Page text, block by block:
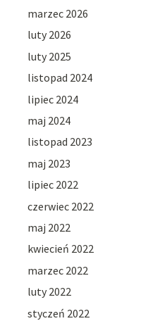
marzec 2026
luty 2026
luty 2025
listopad 2024
lipiec 2024
maj 2024
listopad 2023
maj 2023
lipiec 2022
czerwiec 2022
maj 2022
kwiecień 2022
marzec 2022
luty 2022
styczeń 2022